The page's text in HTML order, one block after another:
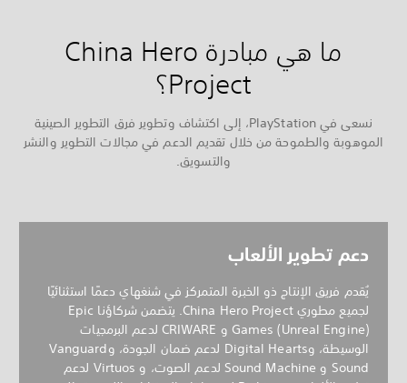
ما هي مبادرة China Hero
Project؟
نسعى في PlayStation، إلى اكتشاف وتطوير فرق التطوير الصينية
الموهوبة والطموحة من خلال تقديم الدعم في مجالات التطوير والنشر
والتسويق.
دعم تطوير الألعاب
يُقدم فريق الإنتاج ذو الخبرة المتمركز في شنغهاي دعمًا استثنائيًا
لجميع مطوري China Hero Project. يتضمن شركاؤنا Epic
Games (Unreal Engine) و CRIWARE لدعم البرمجيات
الوسيطة، وDigital Hearts لدعم ضمان الجودة، وVanguard
Sound و Sound Machine لدعم الصوت، و Virtuos لدعم